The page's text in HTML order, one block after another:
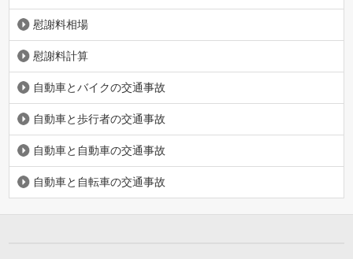
慰謝料相場
慰謝料計算
自動車とバイクの交通事故
自動車と歩行者の交通事故
自動車と自動車の交通事故
自動車と自転車の交通事故